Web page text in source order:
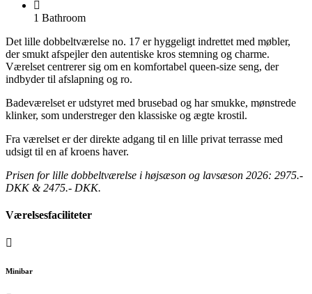
1 Bathroom
Det lille dobbeltværelse no. 17 er hyggeligt indrettet med møbler,
der smukt afspejler den autentiske kros stemning og charme.
Værelset centrerer sig om en komfortabel queen-size seng, der
indbyder til afslapning og ro.
Badeværelset er udstyret med brusebad og har smukke, mønstrede
klinker, som understreger den klassiske og ægte krostil.
Fra værelset er der direkte adgang til en lille privat terrasse med
udsigt til en af kroens haver.
Prisen for lille dobbeltværelse i højsæson og lavsæson 2026: 2975.-
DKK & 2475.- DKK.
Værelsesfaciliteter
Minibar